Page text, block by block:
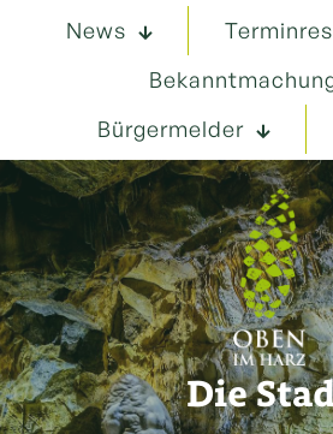
News
Bürgermelder
Die